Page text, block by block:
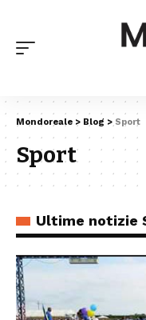
Mondoreale > Blog > Sport
Sport
Ultime notizie